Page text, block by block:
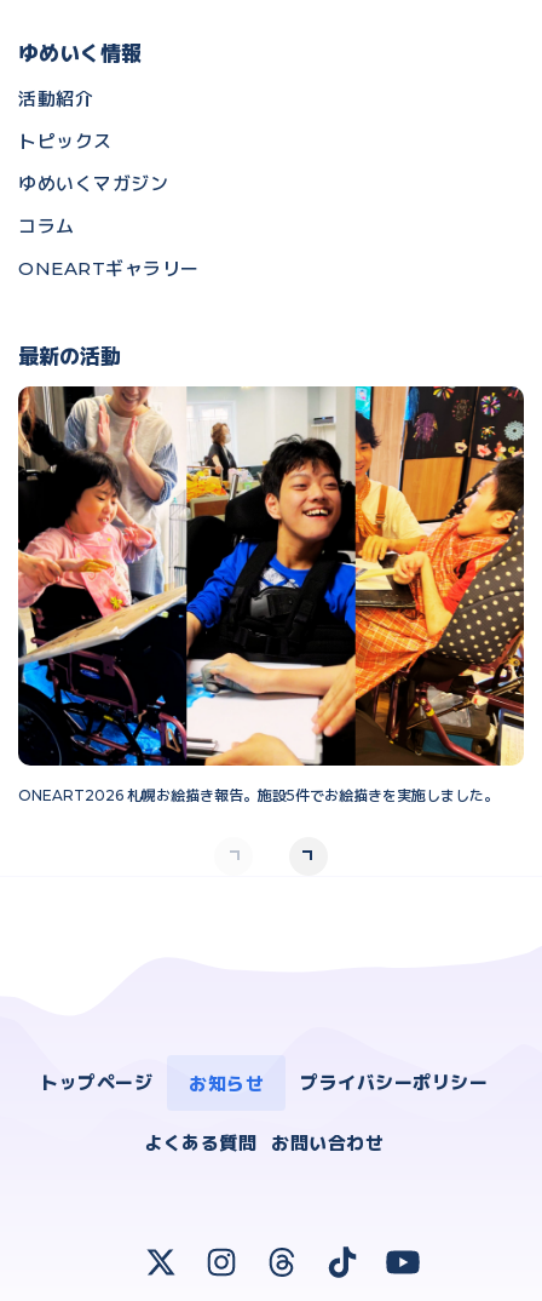
ゆめいく情報
活動紹介
トピックス
ゆめいくマガジン
コラム
ONEARTギャラリー
最新の活動
ONEART2026 札幌お絵描き報告。施設5件でお絵描きを実施しました。
トップページ お知らせ プライバシーポリシー
よくある質問 お問い合わせ